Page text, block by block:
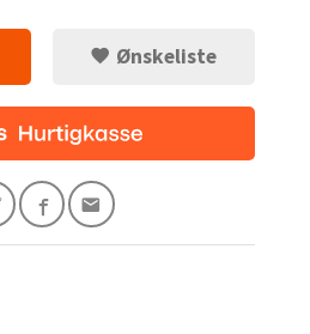
Ønskeliste